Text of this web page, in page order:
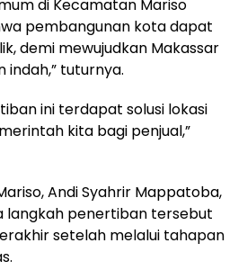
di Kecamatan Mariso
pembangunan kota dapat
demi mewujudkan Makassar
tuturnya.
ini terdapat solusi lokasi
kita bagi penjual,”
Andi Syahrir Mappatoba,
langkah penertiban tersebut
setelah melalui tahapan